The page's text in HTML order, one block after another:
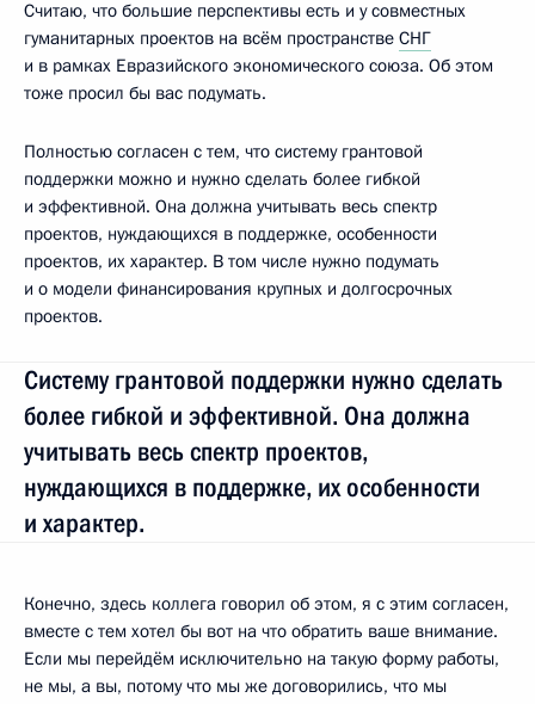
Считаю, что большие перспективы есть и у совместных
гуманитарных проектов на всём пространстве СНГ
и в рамках Евразийского экономического союза. Об этом
тоже просил бы вас подумать.
Полностью согласен с тем, что систему грантовой
поддержки можно и нужно сделать более гибкой
и эффективной. Она должна учитывать весь спектр
проектов, нуждающихся в поддержке, особенности
проектов, их характер. В том числе нужно подумать
и о модели финансирования крупных и долгосрочных
проектов.
Систему грантовой поддержки нужно сделать
более гибкой и эффективной. Она должна
учитывать весь спектр проектов,
нуждающихся в поддержке, их особенности
и характер.
Конечно, здесь коллега говорил об этом, я с этим согласен,
вместе с тем хотел бы вот на что обратить ваше внимание.
Если мы перейдём исключительно на такую форму работы,
не мы, а вы, потому что мы же договорились, что мы